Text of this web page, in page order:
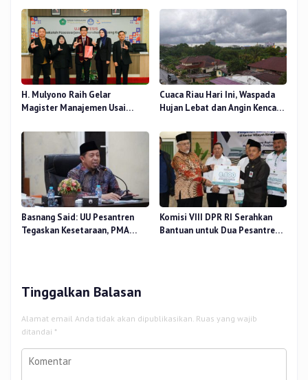
Nur, Besok
Pendidikan
H. Mulyono Raih Gelar
Magister Manajemen Usai
Terhadap Beban Kerja
Cuaca Riau Hari Ini, Waspada
Hujan Lebat dan Angin Kencang
Basnang Said: UU Pesantren
Tegaskan Kesetaraan, PMA
Komisi VIII DPR RI Serahkan
Bantuan untuk Dua Pesantren
Tinggalkan Balasan
Alamat email Anda tidak akan dipublikasikan. Ruas yang wajib
ditandai *